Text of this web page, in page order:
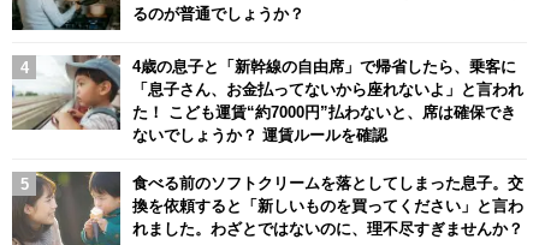
るのが普通でしょうか？
4歳の息子と「新幹線の自由席」で帰省したら、乗客に
「息子さん、お金払ってないから座れないよ」と言われ
た！ こども運賃“約7000円”払わないと、席は確保でき
ないでしょうか？ 運賃ルールを確認
食べる前のソフトクリームを落としてしまった息子。交
換を依頼すると「新しいものを買ってください」と言わ
れました。わざとではないのに、理不尽すぎませんか？